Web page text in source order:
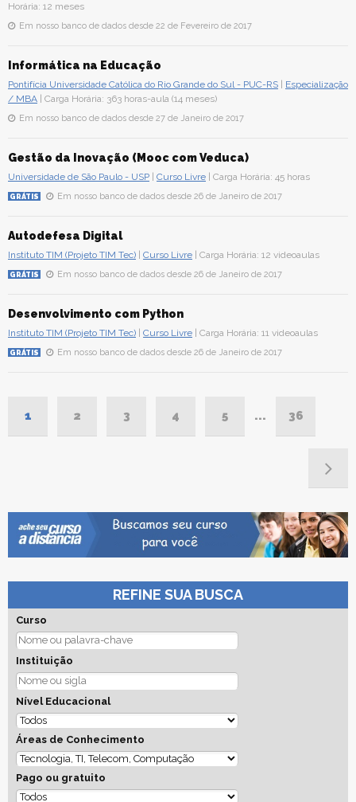
Horária: 12 meses
Em nosso banco de dados desde 22 de Fevereiro de 2017
Informática na Educação
Pontifícia Universidade Católica do Rio Grande do Sul - PUC-RS
Especialização
/ MBA | Carga Horária: 363 horas-aula (14 meses)
Em nosso banco de dados desde 27 de Janeiro de 2017
Gestão da Inovação (Mooc com Veduca)
Universidade de São Paulo - USP Curso Livre | Carga Horária: 45 horas
GRÁTIS Em nosso banco de dados desde 26 de Janeiro de 2017
Autodefesa Digital
Instituto TIM (Projeto TIM Tec) Curso Livre | Carga Horária: 12 videoaulas
GRÁTIS Em nosso banco de dados desde 26 de Janeiro de 2017
Desenvolvimento com Python
Instituto TIM (Projeto TIM Tec) Curso Livre | Carga Horária: 11 videoaulas
GRÁTIS Em nosso banco de dados desde 26 de Janeiro de 2017
1 2 3 4 5 ... 36
REFINE SUA BUSCA
Curso
Instituição
Nível Educacional
Áreas de Conhecimento
Pago ou gratuito